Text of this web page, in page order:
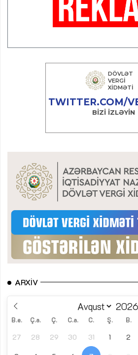
ARXIV
B.e. Ç.a. Ç. C.a. C. Ş. B.
27 28 29 30 31 1 2